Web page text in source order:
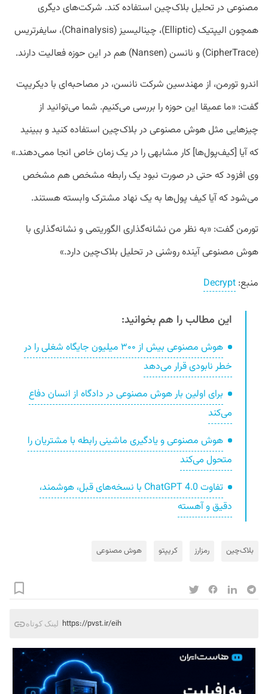
مصنوعی در تحلیل بلاک‌چین استفاده کند. شرکت‌های دیگری
همچون الیپتیک (Elliptic)، چینالیسیز (Chainalysis)، سایفرتریس
(CipherTrace) و نانسن (Nansen) هم در این حوزه فعالیت دارند.
اندرو تورمن، از مهندسین شرکت نانسن، در مصاحبه‌ای با دیکریپت
گفت: «ما عمیقا این حوزه را بررسی می‌کنیم. شما می‌توانید از
چیزهایی مثل هوش مصنوعی در بلاک‌چین استفاده کنید و ببینید
که آیا [کیف‌پول‌ها] کار مشابهی را در یک زمان خاص انجا ممی‌دهند.»
وی افزود که حتی در صورت نبود یک رابطه مشخص هم مشخص
می‌شود که آیا کیف‌ پول‌ها به یک نهاد مشترک وابسته هستند.
تورمن گفت: «به نظر من نشانه‌گذاری الگوریتمی و نشانه‌گذاری با
هوش مصنوعی آینده روشنی در تحلیل بلاک‌چین دارد.»
منبع: Decrypt
این مطالب را هم بخوانید:
هوش مصنوعی بیش از ۳۰۰ میلیون جایگاه شغلی را در
خطر نابودی قرار می‌دهد
برای اولین بار هوش مصنوعی در دادگاه از انسان دفاع
می‌کند
هوش مصنوعی و یادگیری ماشینی رابطه با مشتریان را
متحول می‌کند
تفاوت ChatGPT 4.0 با نسخه‌های قبل، هوشمند‌،
دقیق‌ و آهسته‌
بلاک‌چین رمزارز کریپتو هوش مصنوعی
لینک کوتاه https://pvst.ir/eih